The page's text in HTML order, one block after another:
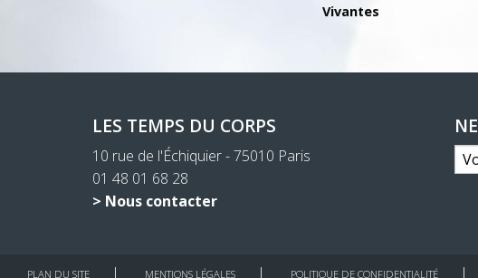
Vivantes
LES TEMPS DU CORPS
10 rue de l'Échiquier - 75010 Paris
01 48 01 68 28
> Nous contacter
PLAN DU SITE MENTIONS LÉGALES POLITIQUE DE CONFIDENTIALITÉ